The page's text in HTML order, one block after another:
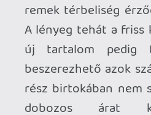
2026.04.08 16:09:29
Köszi barátaim, akkor
lelkifurka nélkül kihagyom.
Necroman Mk2 2026.04.08
Nekem is olyannak tűnik,
kiegészítő lényegében egy